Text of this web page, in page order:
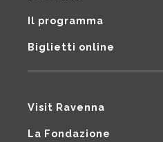
Il programma
Biglietti online
Visit Ravenna
La Fondazione